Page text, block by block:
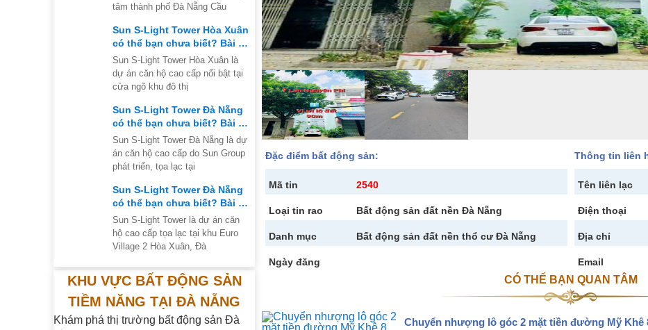
Đặc điểm bất động sản:
Mã tin 2540
Loại tin rao Bất động sản đất nền Đà Nẵng
Danh mục Bất động sản đất nền thổ cư Đà Nẵng
Ngày đăng
Thông tin liên
Tên liên lạc
Điện thoại
Địa chỉ
Email
CÓ THỂ BẠN QUAN TÂM
Chuyển nhượng lô góc 2 mặt tiền đường Mỹ Khê
tâm thành phố Đà Nẵng Cầu
Sun S-Light Tower Hòa Xuân
có thể bạn chưa biết? Bài số
3 của series
Sun S-Light Tower Hòa Xuân là
dự án căn hộ cao cấp nổi bật tại
cửa ngõ khu đô thị
Sun S-Light Tower Đà Nẵng
có thể bạn chưa biết? Bài số
2 của series
Sun S-Light Tower Đà Nẵng là dự
án căn hộ cao cấp do Sun Group
phát triển, tọa lạc tại
Sun S-Light Tower Đà Nẵng
có thể bạn chưa biết? Bài số
1 của series
Sun S-Light Tower là dự án căn
hộ cao cấp tọa lạc tại khu Euro
Village 2 Hòa Xuân, Đà
KHU VỰC BẤT ĐỘNG SẢN
TIỀM NĂNG TẠI ĐÀ NẴNG
Khám phá thị trường bất động sản Đà